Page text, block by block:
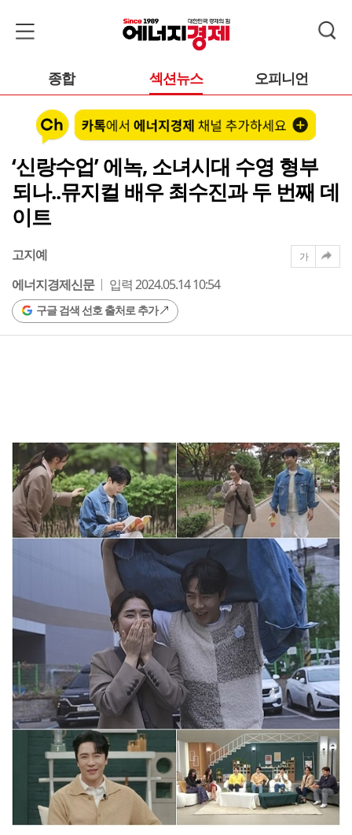
종합 섹션뉴스 오피니언
‘신랑수업’ 에녹, 소녀시대 수영 형부
되나..뮤지컬 배우 최수진과 두 번째 데
이트
고지예
에너지경제신문
입력 2024.05.14 10:54
구글 검색 선호 출처로 추가
가